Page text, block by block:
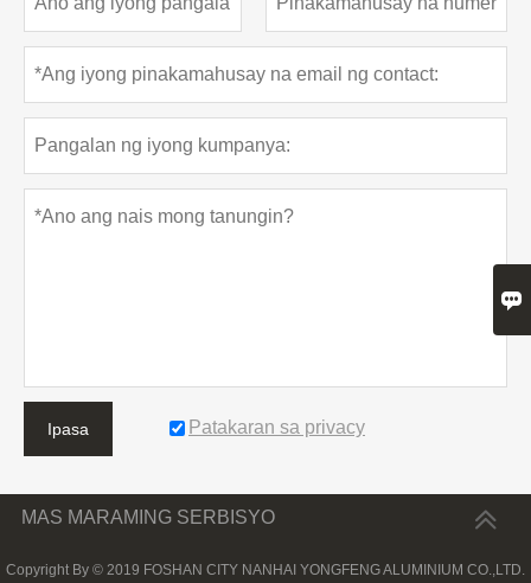
Ipasa Patakaran sa privacy
MAS MARAMING SERBISYO
Copyright By © 2019 FOSHAN CITY NANHAI YONGFENG ALUMINIUM CO.,LTD.
